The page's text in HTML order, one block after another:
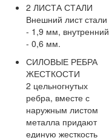
2 ЛИСТА СТАЛИ
Внешний лист стали
- 1,9 мм, внутренний
- 0,6 мм.
СИЛОВЫЕ РЕБРА
ЖЕСТКОСТИ
2 цельногнутых
ребра, вместе с
наружным листом
металла придают
единую жесткость